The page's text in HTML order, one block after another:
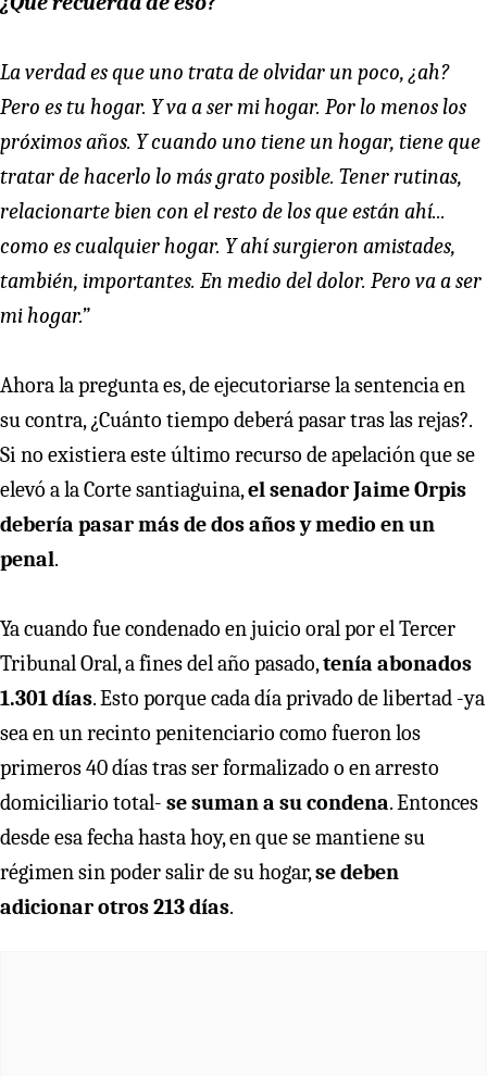
La verdad es que uno trata de olvidar un poco, ¿ah?
Pero es tu hogar. Y va a ser mi hogar. Por lo menos los
próximos años. Y cuando uno tiene un hogar, tiene que
tratar de hacerlo lo más grato posible. Tener rutinas,
relacionarte bien con el resto de los que están ahí...
como es cualquier hogar. Y ahí surgieron amistades,
también, importantes. En medio del dolor. Pero va a ser
mi hogar.”
Ahora la pregunta es, de ejecutoriarse la sentencia en
su contra, ¿Cuánto tiempo deberá pasar tras las rejas?.
Si no existiera este último recurso de apelación que se
elevó a la Corte santiaguina,el senador Jaime Orpis
debería pasar más de dos años y medio en un
penal.
Ya cuando fue condenado en juicio oral por el Tercer
Tribunal Oral, a fines del año pasado,tenía abonados
1.301 días. Esto porque cada día privado de libertad -ya
sea en un recinto penitenciario como fueron los
primeros 40 días tras ser formalizado o en arresto
domiciliario total- se suman a su condena. Entonces
desde esa fecha hasta hoy, en que se mantiene su
régimen sin poder salir de su hogar,se deben
adicionar otros 213 días.